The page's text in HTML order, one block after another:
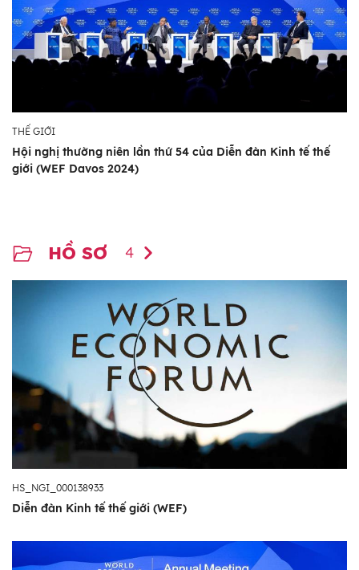
THẾ GIỚI
Hội nghị thường niên lần thứ 54 của Diễn đàn Kinh tế thế
giới (WEF Davos 2024)
HỒ SƠ 4
HS_NGI_000138933
Diễn đàn Kinh tế thế giới (WEF)